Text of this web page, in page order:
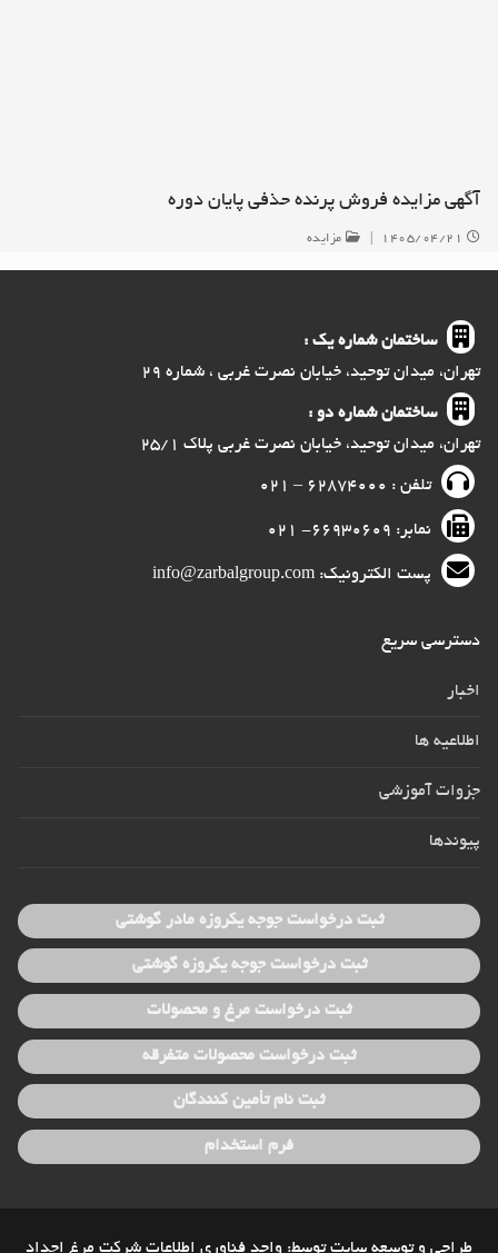
آگهی مزایده فروش پرنده حذفی پایان دوره
۱۴۰۵/۰۴/۲۱ مزایده
ساختمان شماره یک :
تهران، میدان توحید، خیابان نصرت غربی ، شماره ۲۹
ساختمان شماره دو :
تهران، میدان توحید، خیابان نصرت غربی پلاک ۲۵/۱
تلفن : ۶۲۸۷۴۰۰۰ – ۰۲۱
نمابر: ۶۶۹۳۰۶۰۹- ۰۲۱
پست الکترونیک: info@zarbalgroup.com
دسترسی سریع
اخبار
اطلاعیه ها
جزوات آموزشی
پیوندها
ثبت درخواست جوجه یکروزه مادر گوشتی
ثبت درخواست جوجه یکروزه گوشتی
ثبت درخواست مرغ و محصولات
ثبت درخواست محصولات متفرقه
ثبت نام تأمین کنندگان
فرم استخدام
طراحی و توسعه سایت توسط: واحد فناوری اطلاعات شرکت مرغ اجداد